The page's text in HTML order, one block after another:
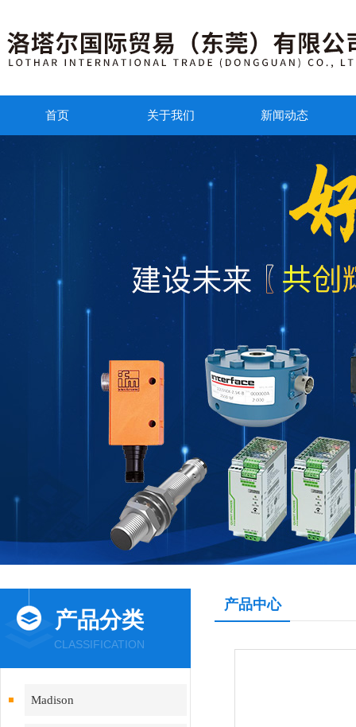
首页 关于我们 新闻动态
产品分类
CLASSIFICATION
Madison
产品中心